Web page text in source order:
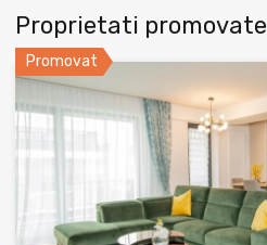
Proprietati promovate
Promovat